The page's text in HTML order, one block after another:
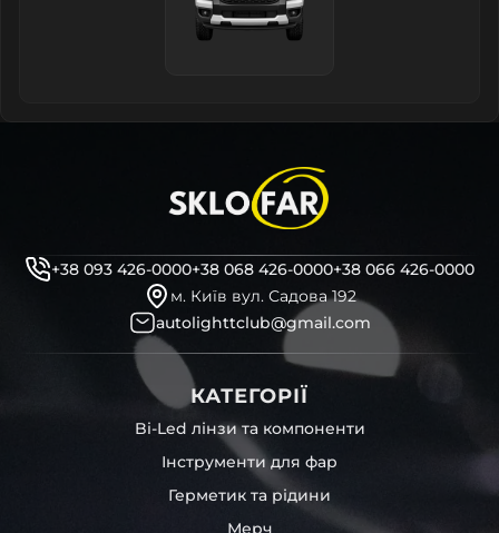
+38 093 426-0000+38 068 426-0000+38 066 426-0000
м. Київ вул. Садова 192
autolighttclub@gmail.com
КАТЕГОРІЇ
Bi-Led лінзи та компоненти
Інструменти для фар
Герметик та рідини
Мерч